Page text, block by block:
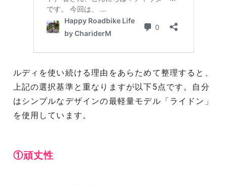
ルディを使い続ける理由をあらためて整理すると、
上記の選択基準と重なりますが以下5点です。自分
はシンプルなデザインの最軽量モデル「ライドン」
を使用しています。
①頑丈性